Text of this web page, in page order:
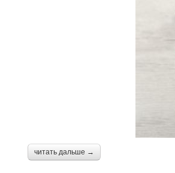
читать дальше →